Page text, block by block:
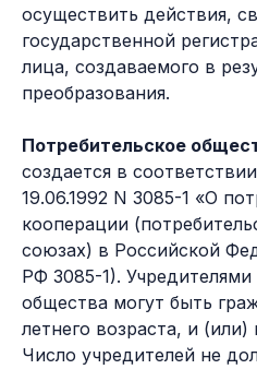
осуществить действия,
государственной
лица, создаваемого в
преобразования.
Потребительское
создается в
19.06.1992 N 3085-1 «О
кооперации
союзах) в Российской
РФ 3085-1). Учредителями
общества могут быть
летнего возраста, и
Число учредителей не